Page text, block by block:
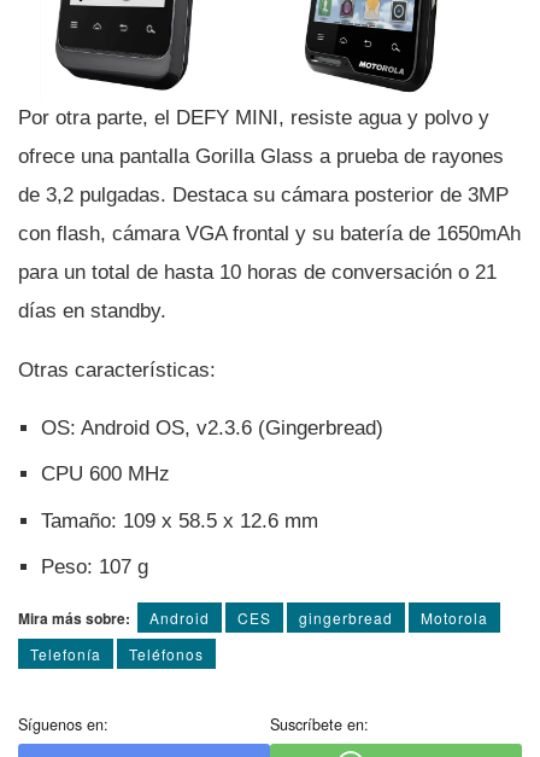
Por otra parte, el DEFY MINI, resiste agua y polvo y
ofrece una pantalla Gorilla Glass a prueba de rayones
de 3,2 pulgadas. Destaca su cámara posterior de 3MP
con flash, cámara VGA frontal y su baterí­a de 1650mAh
para un total de hasta 10 horas de conversación o 21
dí­as en standby.
Otras caracterí­sticas:
OS: Android OS, v2.3.6 (Gingerbread)
CPU 600 MHz
Tamaño: 109 x 58.5 x 12.6 mm
Peso: 107 g
Mira más sobre: Android CES gingerbread
Motorola
Telefoní­a
Teléfonos
Síguenos en: Suscríbete en: